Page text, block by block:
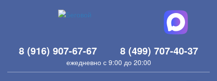
8 (916) 907-67-67 8 (499) 707-40-37
ежедневно с 9:00 до 20:00